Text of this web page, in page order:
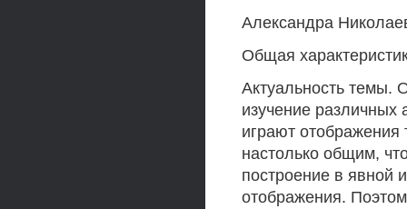
Александра
Общая
Актуальность темы.
изучение различных
играют отображения
настолько общим,
построение в явной
отображения.